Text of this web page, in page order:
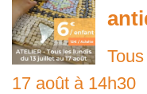
17 août à 14h30